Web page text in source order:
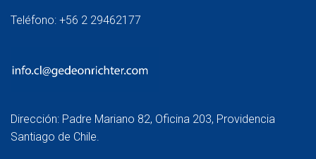
Teléfono: +56 2 29462177
Dirección: Padre Mariano 82, Oficina 203, Providencia
Santiago de Chile.